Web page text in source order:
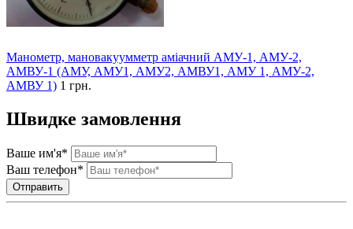
Манометр, мановакуумметр аміачний АМУ-1, АМУ-2,
АМВУ-1 (АМУ, АМУ1, АМУ2, АМВУ1, АМУ 1, АМУ-2,
АМВУ 1) 1 грн.
Швидке замовлення
Ваше им'я*
Ваш телефон*